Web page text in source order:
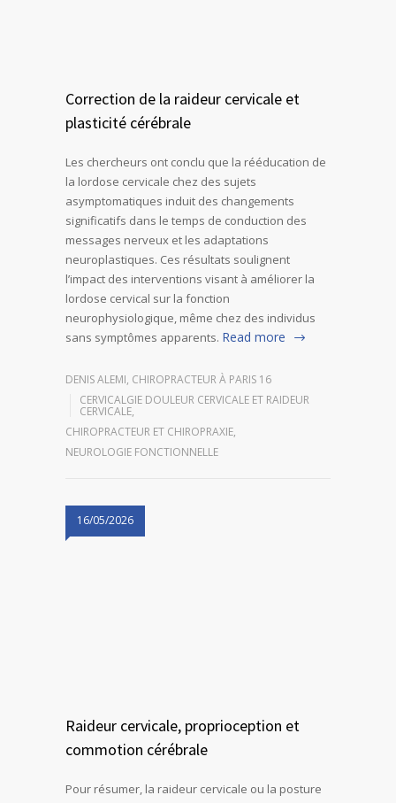
Correction de la raideur cervicale et
plasticité cérébrale
Les chercheurs ont conclu que la rééducation de
la lordose cervicale chez des sujets
asymptomatiques induit des changements
significatifs dans le temps de conduction des
messages nerveux et les adaptations
neuroplastiques. Ces résultats soulignent
l’impact des interventions visant à améliorer la
lordose cervical sur la fonction
neurophysiologique, même chez des individus
sans symptômes apparents. Read more
DENIS ALEMI, CHIROPRACTEUR À PARIS 16
CERVICALGIE DOULEUR CERVICALE ET RAIDEUR
CERVICALE,
CHIROPRACTEUR ET CHIROPRAXIE,
NEUROLOGIE FONCTIONNELLE
16/05/2026
Raideur cervicale, proprioception et
commotion cérébrale
Pour résumer, la raideur cervicale ou la posture